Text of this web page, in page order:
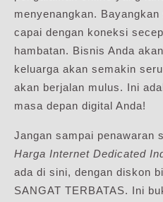
menyenangkan.
capai dengan koneksi
hambatan. Bisnis Anda
keluarga akan semakin
akan berjalan mulus. Ini
masa depan digital Anda!
Jangan sampai penawaran
Harga Internet Dedicated
ada di sini, dengan diskon
SANGAT TERBATAS. Ini